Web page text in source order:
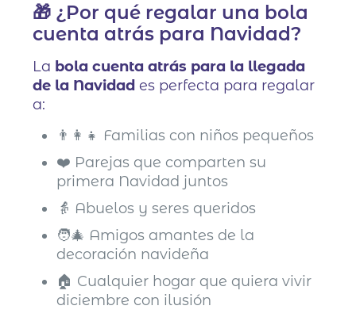
🎁 ¿Por qué regalar una bola
cuenta atrás para Navidad?
La bola cuenta atrás para la llegada
de la Navidad es perfecta para regalar
a:
👨‍👩‍👧 Familias con niños pequeños
❤️ Parejas que comparten su
primera Navidad juntos
👵 Abuelos y seres queridos
🧑‍🎄 Amigos amantes de la
decoración navideña
🏠 Cualquier hogar que quiera vivir
diciembre con ilusión